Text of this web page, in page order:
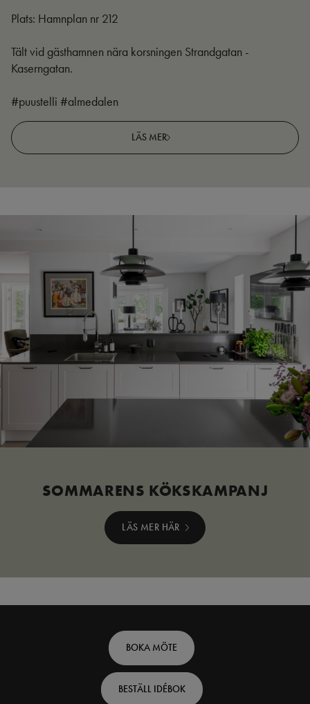
Plats: Hamnplan nr 212
Tält vid gästhamnen nära korsningen Strandgatan -
Kaserngatan.
#puustelli #almedalen
LÄS MER
SOMMARENS KÖKSKAMPANJ
LÄS MER HÄR
BOKA MÖTE
BESTÄLL IDÉBOK